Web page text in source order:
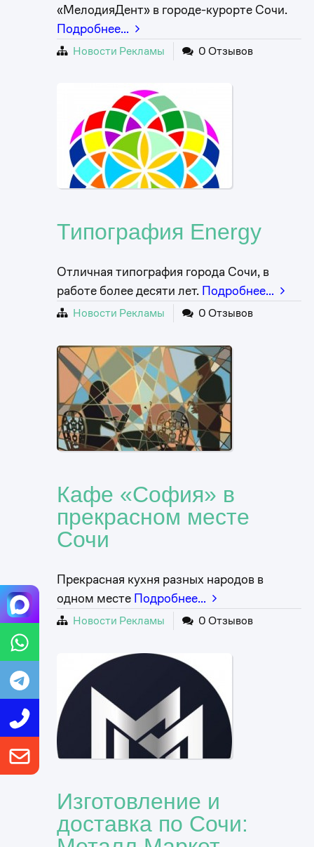
«МелодияДент» в городе-курорте Сочи.
Подробнее…
Новости Рекламы 0 Отзывов
Типография Energy
Отличная типография города Сочи, в
работе более десяти лет. Подробнее…
Новости Рекламы 0 Отзывов
Кафе «София» в
прекрасном месте
Сочи
Прекрасная кухня разных народов в
одном месте Подробнее…
Новости Рекламы 0 Отзывов
Изготовление и
доставка по Сочи: